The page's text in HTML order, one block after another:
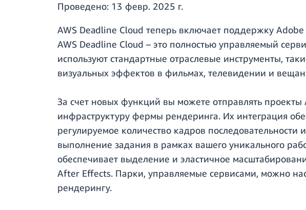
Проведено: 13 февр. 2025 г.
AWS Deadline Cloud теперь включает поддержку
AWS Deadline Cloud – это полностью управляемый
используют стандартные отраслевые инструменты,
визуальных эффектов в фильмах, телевидении и
За счет новых функций вы можете отправлять
инфраструктуру фермы рендеринга. Их интеграция
регулируемое количество кадров
выполнение задания в рамках вашего уникального
обеспечивает выделение и эластичное
After Effects. Парки, управляемые сервисами, можно
рендерингу.